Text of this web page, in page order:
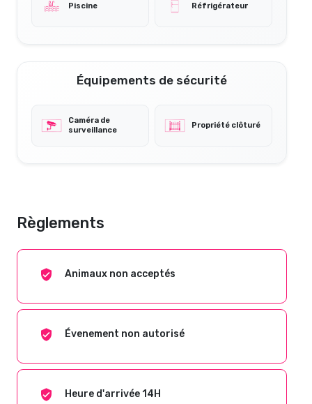
Piscine Réfrigérateur
Équipements de sécurité
Caméra de
surveillance
Propriété clôturé
Règlements
Animaux non acceptés
Évenement non autorisé
Heure d'arrivée 14H